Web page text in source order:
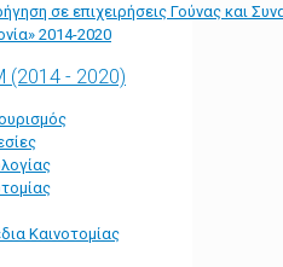
σε επιχειρήσεις Γούνας και
2014-2020
(2014 - 2020)
Καινοτομίας